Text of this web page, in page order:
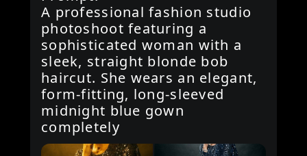
A professional fashion studio
photoshoot featuring a
sophisticated woman with a
sleek, straight blonde bob
haircut. She wears an elegant,
form-fitting, long-sleeved
midnight blue gown
completely